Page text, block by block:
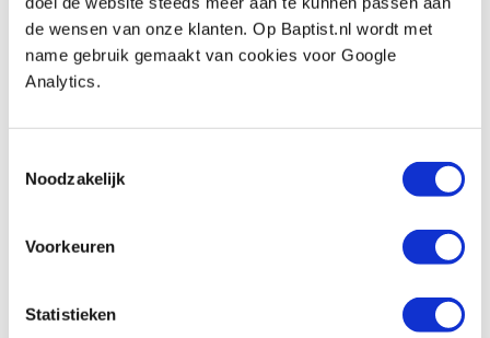
de wensen van onze klanten. Op Baptist.nl wordt met
name gebruik gemaakt van cookies voor Google
Analytics.
Noodzakelijk
Voorkeuren
Statistieken
Laguna C Flux 1 cycloon stofafzuiging
Laguna C Flux 3/3 cycloon stofafzuiging